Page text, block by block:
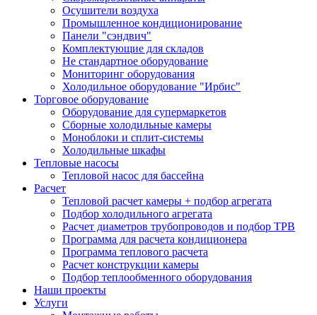
Осушители воздуха
Промышленное кондиционирование
Панели "сэндвич"
Комплектующие для складов
Не стандартное оборудование
Мониторинг оборудования
Холодильное оборудование "Ирбис"
Торговое оборудование
Оборудование для супермаркетов
Сборные холодильные камеры
Моноблоки и сплит-системы
Холодильные шкафы
Тепловые насосы
Тепловой насос для бассейна
Расчет
Тепловой расчет камеры + подбор агрегата
Подбор холодильного агрегата
Расчет диаметров трубопроводов и подбор ТРВ
Программа для расчета кондиционера
Программа теплового расчета
Расчет конструкции камеры
Подбор теплообменного оборудования
Наши проекты
Услуги